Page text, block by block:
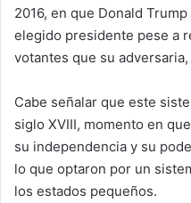
2016, en que Donald
elegido presidente pese a
votantes que su
Cabe señalar que este
siglo XVIII, momento en
su independencia y su
lo que optaron por un
los estados pequeños.